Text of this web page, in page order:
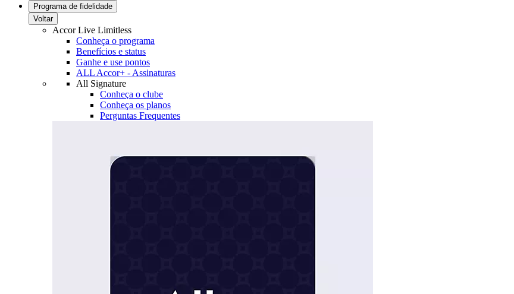
Programa de fidelidade
Voltar
Accor Live Limitless
Conheça o programa
Benefícios e status
Ganhe e use pontos
ALL Accor+ - Assinaturas
All Signature
Conheça o clube
Conheça os planos
Perguntas Frequentes